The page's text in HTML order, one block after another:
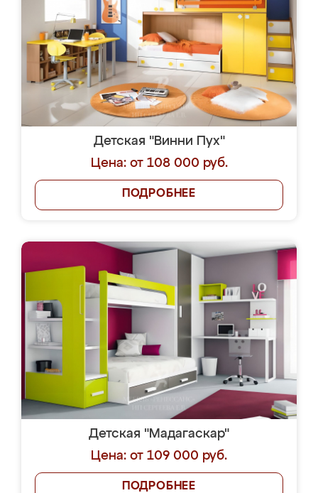
Детская "Винни Пух"
Цена: от 108 000 руб.
ПОДРОБНЕЕ
Детская "Мадагаскар"
Цена: от 109 000 руб.
ПОДРОБНЕЕ